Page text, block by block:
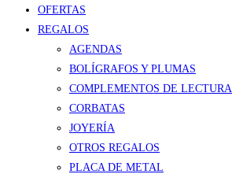
OFERTAS
REGALOS
AGENDAS
BOLÍGRAFOS Y PLUMAS
COMPLEMENTOS DE LECTURA
CORBATAS
JOYERÍA
OTROS REGALOS
PLACA DE METAL